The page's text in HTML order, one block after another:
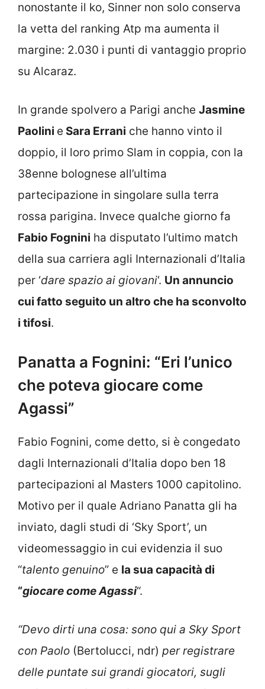
nonostante il ko, Sinner non solo conserva
la vetta del ranking Atp ma aumenta il
margine: 2.030 i punti di vantaggio proprio
su Alcaraz.
In grande spolvero a Parigi anche Jasmine
Paolini e Sara Errani che hanno vinto il
doppio, il loro primo Slam in coppia, con la
38enne bolognese all’ultima
partecipazione in singolare sulla terra
rossa parigina. Invece qualche giorno fa
Fabio Fognini ha disputato l’ultimo match
della sua carriera agli Internazionali d’Italia
per ‘dare spazio ai giovani‘. Un annuncio
cui fatto seguito un altro che ha sconvolto
i tifosi.
Panatta a Fognini: “Eri l’unico
che poteva giocare come
Agassi”
Fabio Fognini, come detto, si è congedato
dagli Internazionali d’Italia dopo ben 18
partecipazioni al Masters 1000 capitolino.
Motivo per il quale Adriano Panatta gli ha
inviato, dagli studi di ‘Sky Sport’, un
videomessaggio in cui evidenzia il suo
“talento genuino” e la sua capacità di
“giocare come Agassi“.
“Devo dirti una cosa: sono qui a Sky Sport
con Paolo (Bertolucci, ndr) per registrare
delle puntate sui grandi giocatori, sugli